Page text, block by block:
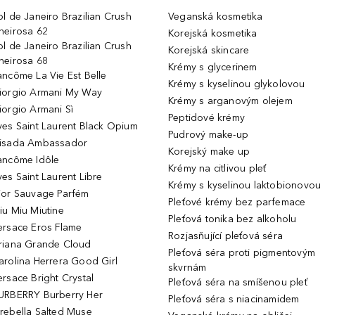
de Janeiro Brazilian Crush
62
de Janeiro Brazilian Crush
68
La Vie Est Belle
Armani My Way
Armani Sì
Saint Laurent Black Opium
Ambassador
Idôle
Saint Laurent Libre
Sauvage Parfém
Miu Miutine
Eros Flame
Grande Cloud
Herrera Good Girl
Bright Crystal
Burberry Her
Salted Muse
Veganská kosmetika
Korejská kosmetika
Korejská skincare
Krémy s glycerinem
Krémy s kyselinou glykolovou
Krémy s arganovým olejem
Peptidové krémy
Pudrový make-up
Korejský make up
Krémy na citlivou pleť
Krémy s kyselinou laktobionovou
Pleťové krémy bez parfemace
Pleťová tonika bez alkoholu
Rozjasňující pleťová séra
Pleťová séra proti pigmentovým
skvrnám
Pleťová séra na smíšenou pleť
Pleťová séra s niacinamidem